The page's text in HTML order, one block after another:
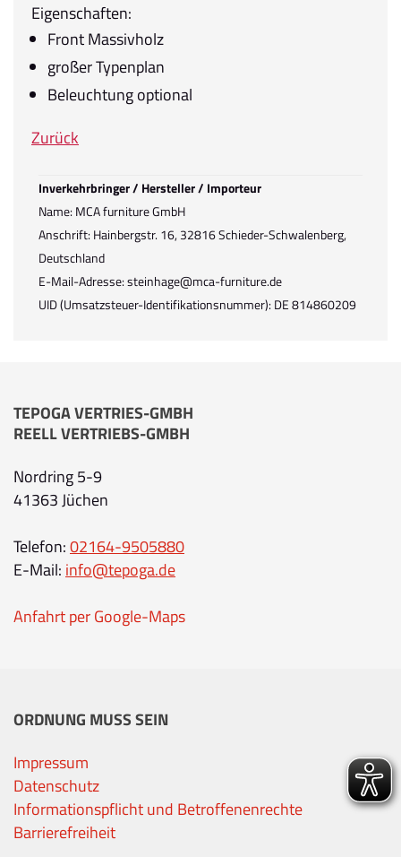
Eigenschaften:
Front Massivholz
großer Typenplan
Beleuchtung optional
Zurück
Inverkehrbringer / Hersteller / Importeur
Name: MCA furniture GmbH
Anschrift: Hainbergstr. 16, 32816 Schieder-Schwalenberg,
Deutschland
E-Mail-Adresse: steinhage@mca-furniture.de
UID (Umsatzsteuer-Identifikationsnummer): DE 814860209
TEPOGA VERTRIES-GMBH
REELL VERTRIEBS-GMBH
Nordring 5-9
41363 Jüchen
Telefon:02164-9505880
E-Mail: info@tepoga.de
Anfahrt per Google-Maps
ORDNUNG MUSS SEIN
Impressum
Datenschutz
Informationspflicht und Betroffenenrechte
Barrierefreiheit